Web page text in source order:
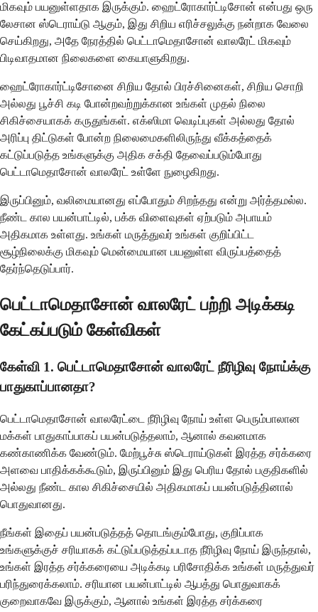
மிகவும் பயனுள்ளதாக இருக்கும். ஹைட்ரோகார்ட்டிசோன் என்பது ஒரு
லேசான ஸ்டெராய்டு ஆகும், இது சிறிய எரிச்சலுக்கு நன்றாக வேலை
செய்கிறது, அதே நேரத்தில் பெட்டாமெதாசோன் வாலரேட் மிகவும்
பிடிவாதமான நிலைகளை கையாளுகிறது.
ஹைட்ரோகார்ட்டிசோனை சிறிய தோல் பிரச்சினைகள், சிறிய சொறி
அல்லது பூச்சி கடி போன்றவற்றுக்கான உங்கள் முதல் நிலை
சிகிச்சையாகக் கருதுங்கள். எக்ஸிமா வெடிப்புகள் அல்லது தோல்
அரிப்பு திட்டுகள் போன்ற நிலைமைகளிலிருந்து வீக்கத்தைக்
கட்டுப்படுத்த உங்களுக்கு அதிக சக்தி தேவைப்படும்போது
பெட்டாமெதாசோன் வாலரேட் உள்ளே நுழைகிறது.
இருப்பினும், வலிமையானது எப்போதும் சிறந்தது என்று அர்த்தமல்ல.
நீண்ட கால பயன்பாட்டில், பக்க விளைவுகள் ஏற்படும் அபாயம்
அதிகமாக உள்ளது. உங்கள் மருத்துவர் உங்கள் குறிப்பிட்ட
சூழ்நிலைக்கு மிகவும் மென்மையான பயனுள்ள விருப்பத்தைத்
தேர்ந்தெடுப்பார்.
பெட்டாமெதாசோன் வாலரேட் பற்றி அடிக்கடி
கேட்கப்படும் கேள்விகள்
கேள்வி 1. பெட்டாமெதாசோன் வாலரேட் நீரிழிவு நோய்க்கு
பாதுகாப்பானதா?
பெட்டாமெதாசோன் வாலரேட்டை நீரிழிவு நோய் உள்ள பெரும்பாலான
மக்கள் பாதுகாப்பாகப் பயன்படுத்தலாம், ஆனால் கவனமாக
கண்காணிக்க வேண்டும். மேற்பூச்சு ஸ்டெராய்டுகள் இரத்த சர்க்கரை
அளவை பாதிக்கக்கூடும், இருப்பினும் இது பெரிய தோல் பகுதிகளில்
அல்லது நீண்ட கால சிகிச்சையில் அதிகமாகப் பயன்படுத்தினால்
பொதுவானது.
நீங்கள் இதைப் பயன்படுத்தத் தொடங்கும்போது, ​​குறிப்பாக
உங்களுக்குச் சரியாகக் கட்டுப்படுத்தப்படாத நீரிழிவு நோய் இருந்தால்,
உங்கள் இரத்த சர்க்கரையை அடிக்கடி பரிசோதிக்க உங்கள் மருத்துவர்
பரிந்துரைக்கலாம். சரியான பயன்பாட்டில் ஆபத்து பொதுவாகக்
குறைவாகவே இருக்கும், ஆனால் உங்கள் இரத்த சர்க்கரை